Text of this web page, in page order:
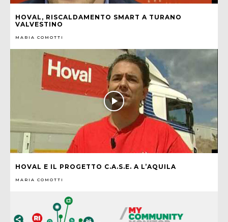
HOVAL, RISCALDAMENTO SMART A TURANO
VALVESTINO
MARIA COMOTTI
HOVAL E IL PROGETTO C.A.S.E. A L’AQUILA
MARIA COMOTTI